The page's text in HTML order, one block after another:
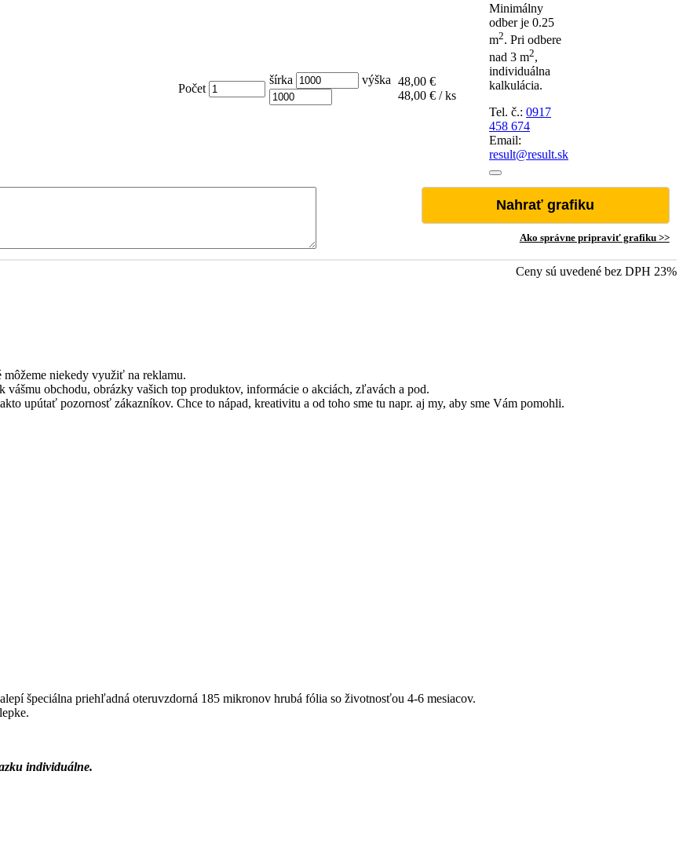
Počet
šírka výška 48,00 €
48,00 € / ks
Minimálny
odber je 0.25
m2. Pri odbere
nad 3 m2,
individuálna
kalkulácia.
Tel. č.: 0917
458 674
Email:
result@result.sk
Nahrať grafiku
Ako správne pripraviť grafiku >>
Ceny sú uvedené bez DPH 23%
niekedy využiť na reklamu.
obchodu, obrázky vašich top produktov, informácie o akciách, zľavách a pod.
upútať pozornosť zákazníkov. Chce to nápad, kreativitu a od toho sme tu napr. aj my, aby sme Vám pomohli.
špeciálna priehľadná oteruvzdorná 185 mikronov hrubá fólia so životnosťou 4-6 mesiacov.
individuálne.